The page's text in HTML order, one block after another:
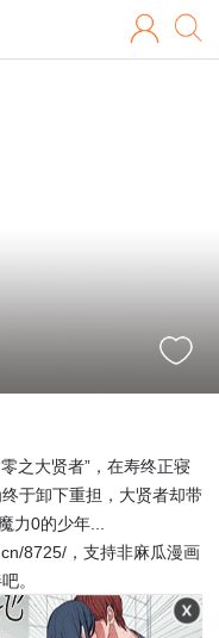
之大贤者”，在寿终正寝
于卸下重担，大贤者却带
力0的少年...
8725/，支持非麻瓜漫画
。